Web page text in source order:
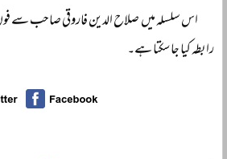
رابطہ کیا جا سکتا ہے۔